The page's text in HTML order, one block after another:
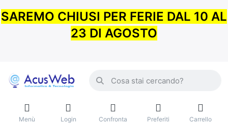
SAREMO CHIUSI PER FERIE DAL 10 AL
23 DI AGOSTO
Menù Login Confronta Preferiti Carrello